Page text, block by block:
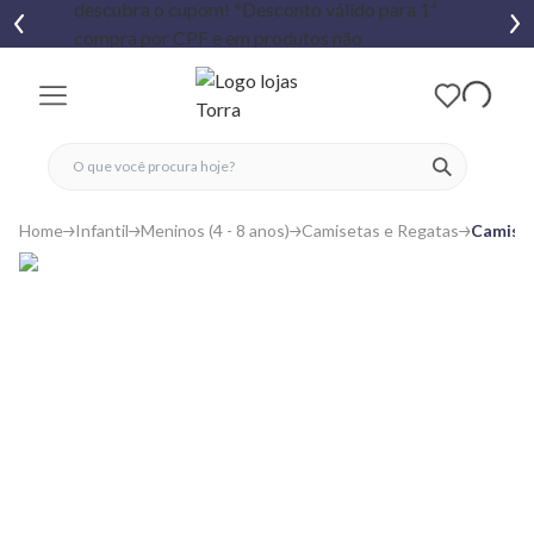
ver
fechar menu
fechar menu
favoritos
Home Infantil Meninos (4 - 8 anos) Camisetas e Regatas